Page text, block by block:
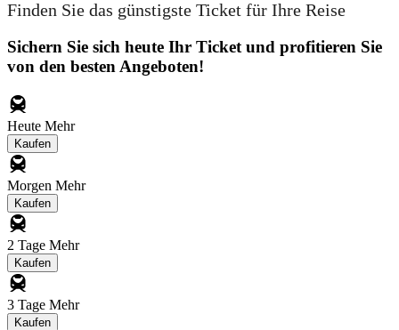
Finden Sie das günstigste Ticket für Ihre Reise
Sichern Sie sich heute Ihr Ticket und profitieren Sie
von den besten Angeboten!
Heute Mehr
Kaufen
Morgen Mehr
Kaufen
2 Tage Mehr
Kaufen
3 Tage Mehr
Kaufen